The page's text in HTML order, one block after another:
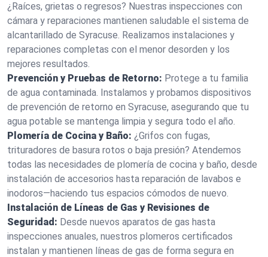
¿Raíces, grietas o regresos? Nuestras inspecciones con
cámara y reparaciones mantienen saludable el sistema de
alcantarillado de Syracuse. Realizamos instalaciones y
reparaciones completas con el menor desorden y los
mejores resultados.
Prevención y Pruebas de Retorno: Protege a tu familia
de agua contaminada. Instalamos y probamos dispositivos
de prevención de retorno en Syracuse, asegurando que tu
agua potable se mantenga limpia y segura todo el año.
Plomería de Cocina y Baño: ¿Grifos con fugas,
trituradores de basura rotos o baja presión? Atendemos
todas las necesidades de plomería de cocina y baño, desde
instalación de accesorios hasta reparación de lavabos e
inodoros—haciendo tus espacios cómodos de nuevo.
Instalación de Líneas de Gas y Revisiones de
Seguridad: Desde nuevos aparatos de gas hasta
inspecciones anuales, nuestros plomeros certificados
instalan y mantienen líneas de gas de forma segura en